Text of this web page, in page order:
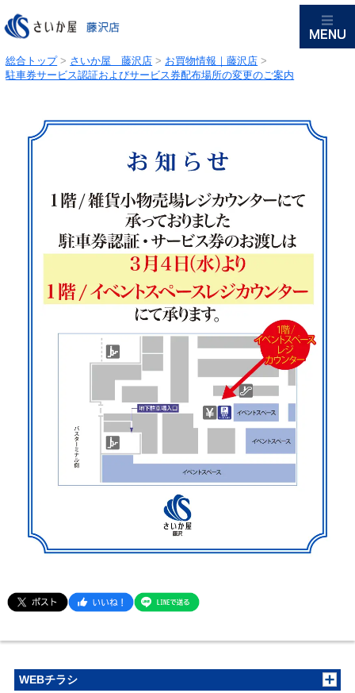
総合トップ > さいか屋 藤沢店 > お買物情報｜藤沢店 >
駐車券サービス認証およびサービス券配布場所の変更のご案内
WEBチラシ